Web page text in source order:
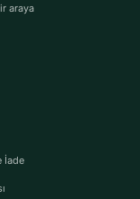
araya
İade